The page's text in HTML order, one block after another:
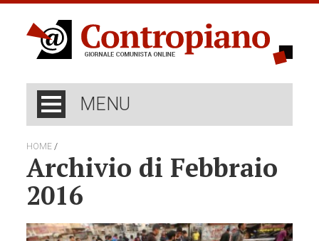
MENU
HOME /
Archivio di Febbraio
2016